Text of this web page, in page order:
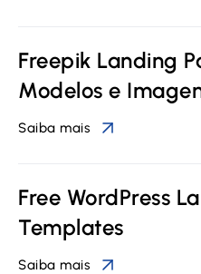
Freepik Landing
Modelos e
Saiba mais
Free WordPress
Templates
Saiba mais